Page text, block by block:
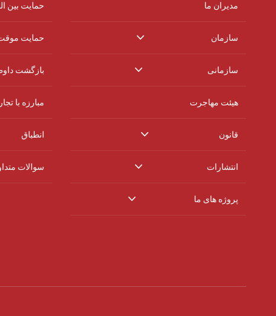
مدیران ما
سازمان
سازمانی
هیئت مهاجرت
قانون
انتشارات
پروژه های ما
حمایت بین
حمایت
بازگشت
مبارزه با
انطباق
سوالات